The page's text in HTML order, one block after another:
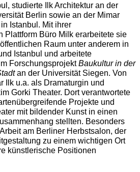
studierte Ilk Architektur an der
Berlin sowie an der Mimar
Istanbul. Mit ihrer
Plattform Büro Milk erarbeitete sie
Raum unter anderem in
Istanbul und arbeitete
ForschungsprojektBaukultur in der
an der Universität Siegen. Von
Ilk u.a. als Dramaturgin und
Gorki Theater. Dort verantwortete
Projekte und
mit bildender Kunst in einen
stellten. Besonders
am Berliner Herbstsalon, der
zu einem wichtigen Ort
künstlerische Positionen